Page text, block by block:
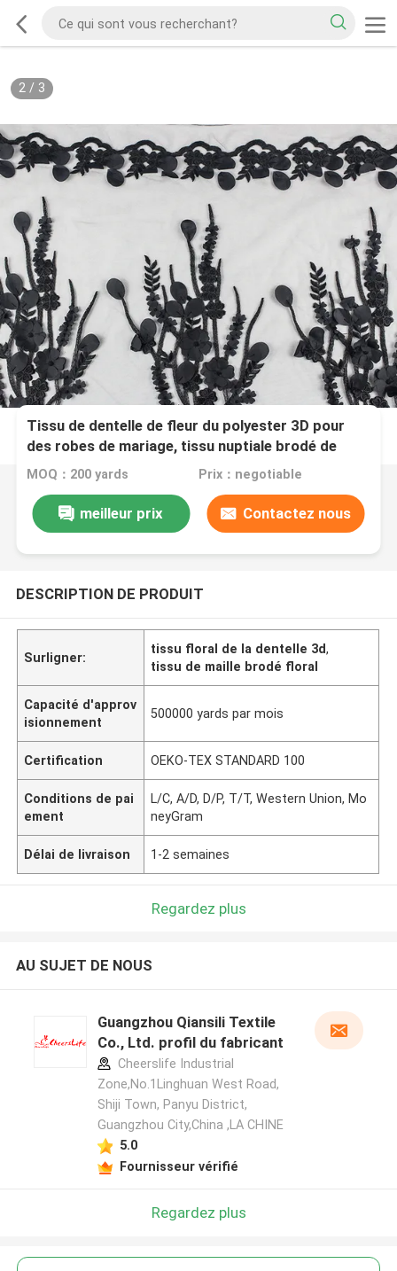
2/ 3
Tissu de dentelle de fleur du polyester 3D pour
des robes de mariage, tissu nuptiale brodé de
dentelle
MOQ：200 yards Prix：negotiable
meilleur prix Contactez nous
DESCRIPTION DE PRODUIT
Surligner:
tissu floral de la dentelle 3d,
tissu de maille brodé floral
Capacité d'approv
isionnement
500000 yards par mois
Certification OEKO-TEX STANDARD 100
Conditions de pai
ement
L/C, A/D, D/P, T/T, Western Union, Mo
neyGram
Délai de livraison 1-2 semaines
Regardez plus
AU SUJET DE NOUS
Guangzhou Qiansili Textile
Co., Ltd. profil du fabricant
Cheerslife Industrial
Zone,No.1Linghuan West Road,
Shiji Town, Panyu District,
Guangzhou City,China ,LA CHINE
5.0
Fournisseur vérifié
Regardez plus